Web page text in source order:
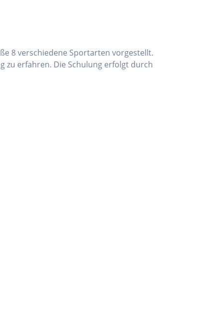
8 verschiedene Sportarten vorgestellt.
zu erfahren. Die Schulung erfolgt durch